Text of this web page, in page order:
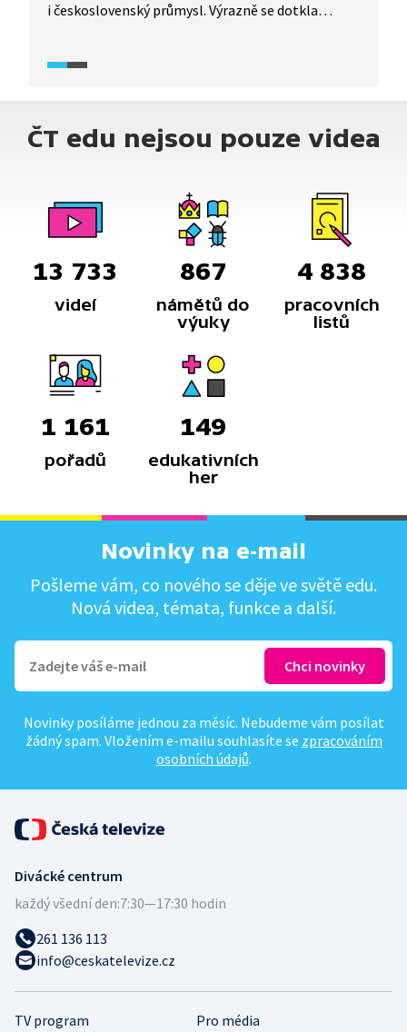
i československý průmysl. Výrazně se dotkla
Důsledkem byl i pozdější příklon
(dnešní Elite) ve Varnsdorfu.
ČT edu nejsou pouze videa
13 733
videí
867
námětů do
výuky
4 838
pracovních
listů
1 161
pořadů
149
edukativních
her
Novinky na e-mail
Pošleme vám, co nového se děje ve světě edu.
Nová videa, témata, funkce a další.
Novinky posíláme jednou za měsíc. Nebudeme vám posílat
žádný spam. Vložením e-mailu souhlasíte se zpracováním
osobních údajů.